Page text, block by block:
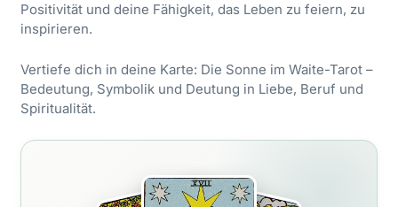
Positivität und deine Fähigkeit, das Leben zu feiern, zu
inspirieren.
Vertiefe dich in deine Karte: Die Sonne im Waite-Tarot –
Bedeutung, Symbolik und Deutung in Liebe, Beruf und
Spiritualität.